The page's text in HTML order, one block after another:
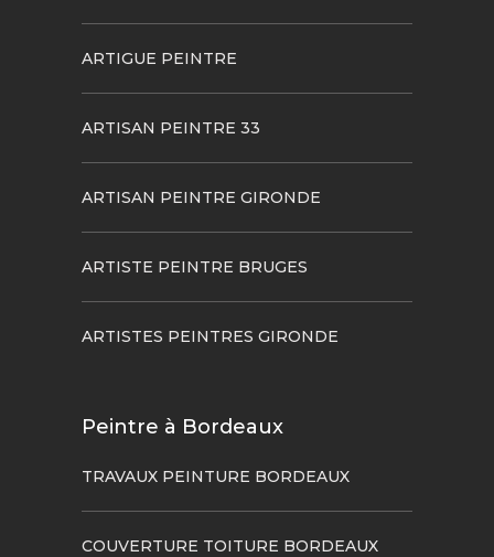
ARTIGUE PEINTRE
ARTISAN PEINTRE 33
ARTISAN PEINTRE GIRONDE
ARTISTE PEINTRE BRUGES
ARTISTES PEINTRES GIRONDE
Peintre à Bordeaux
TRAVAUX PEINTURE BORDEAUX
COUVERTURE TOITURE BORDEAUX